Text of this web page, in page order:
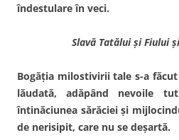
îndestulare în veci.
Slavă Tatălui şi Fiului
Bogăţia milostivirii tale s-a
lăudată, adăpând nevoile
întinăciunea sărăciei şi
de nerisi­pit, care nu se deşartă.